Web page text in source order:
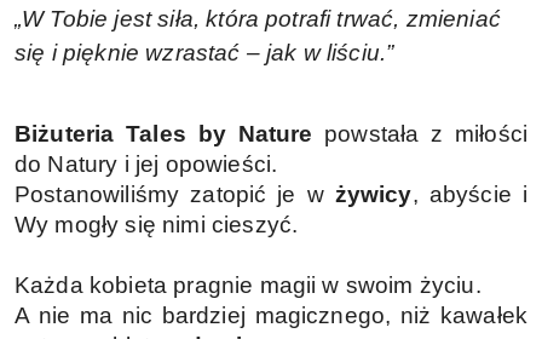
„W Tobie jest siła, która potrafi trwać, zmieniać
się i pięknie wzrastać – jak w liściu.”
Biżuteria Tales by Nature powstała z miłości
do Natury i jej opowieści.
Postanowiliśmy zatopić je w żywicy, abyście i
Wy mogły się nimi cieszyć.
Każda kobieta pragnie magii w swoim życiu.
A nie ma nic bardziej magicznego, niż kawałek